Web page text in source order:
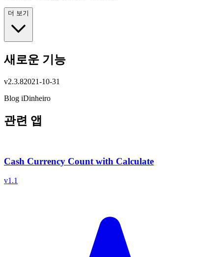
더 보기
새로운 기능
v2.3.82021-10-31
Blog iDinheiro
관련 앱
Cash Currency Count with Calculate
v1.1